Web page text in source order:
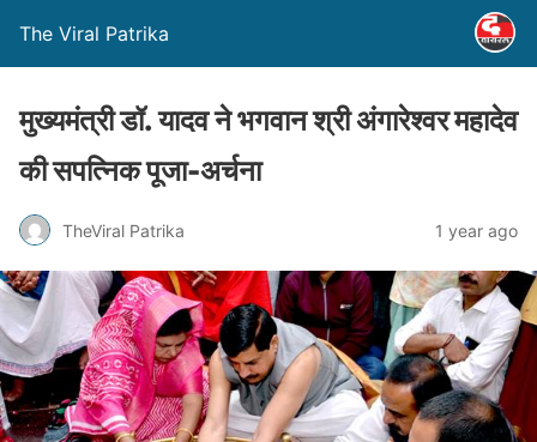
The Viral Patrika
मुख्यमंत्री डॉ. यादव ने भगवान श्री अंगारेश्वर महादेव
की सपत्निक पूजा-अर्चना
TheViral Patrika 1 year ago